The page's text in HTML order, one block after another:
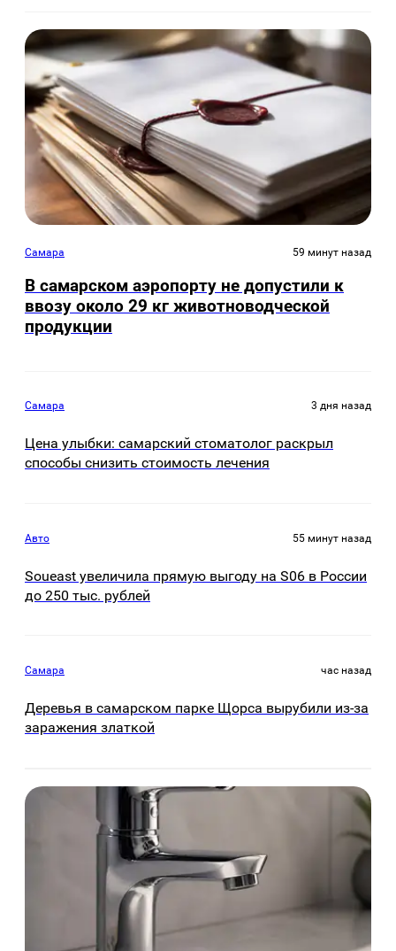
Самара 59 минут назад
В самарском аэропорту не допустили к
ввозу около 29 кг животноводческой
продукции
Самара 3 дня назад
Цена улыбки: самарский стоматолог раскрыл
способы снизить стоимость лечения
Авто 55 минут назад
Soueast увеличила прямую выгоду на S06 в России
до 250 тыс. рублей
Самара час назад
Деревья в самарском парке Щорса вырубили из-за
заражения златкой